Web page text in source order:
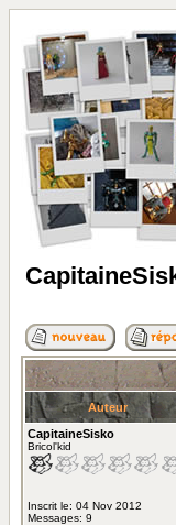
Auteur
CapitaineSisko
Bricol'kid
Inscrit le: 04 Nov 2012
Messages: 9